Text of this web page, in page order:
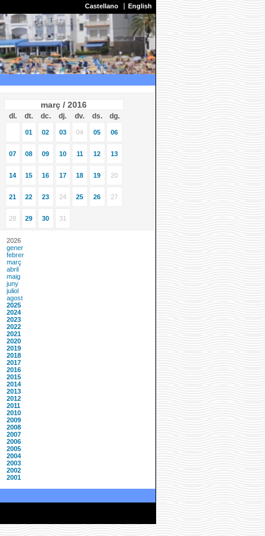
Castellano English
març / 2016
dl. dt. dc. dj. dv. ds. dg.
01 02 03 04 05 06
07 08 09 10 11 12 13
14 15 16 17 18 19 20
21 22 23 24 25 26 27
28 29 30 31
2026
gener
febrer
març
abril
maig
juny
juliol
agost
2025
2024
2023
2022
2021
2020
2019
2018
2017
2016
2015
2014
2013
2012
2011
2010
2009
2008
2007
2006
2005
2004
2003
2002
2001